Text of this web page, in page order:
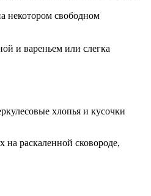
некотором свободном
и вареньем или слегка
хлопья и кусочки
раскаленной сковороде,